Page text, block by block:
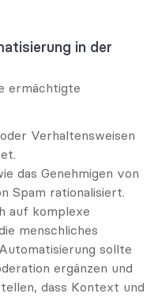
in der
ermächtigte
Verhaltensweisen
das Genehmigen von
Spam rationalisiert.
auf komplexe
menschliches
sollte
ergänzen und
dass Kontext und